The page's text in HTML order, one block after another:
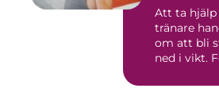
Att ta hjälp
tränare
om att bli
ned i vikt.